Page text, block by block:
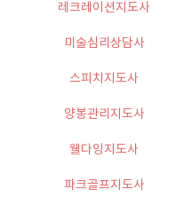
레크레이션지도사
미술심리상담사
스피치지도사
양봉관리지도사
웰다잉지도사
파크골프지도사